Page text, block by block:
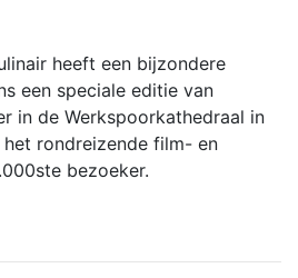
heeft een bijzondere
een speciale editie van
in de Werkspoorkathedraal in
rondreizende film- en
bezoeker.